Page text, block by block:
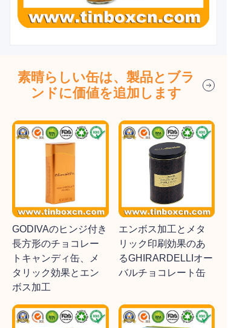
素晴らしい缶は、製品とブラ
ンドに価値を追加します
GODIVAのヒンジ付き
長方形のチョコレー
トキャンディ缶、メ
タリック効果とエン
ボス加工
エンボス加工とメタ
リック印刷効果のあ
るGHIRARDELLIオー
バルチョコレート缶